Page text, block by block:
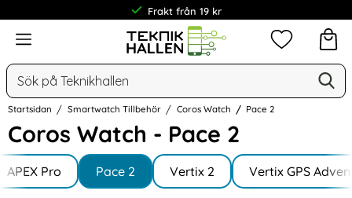
Frakt från 19 kr
Meny
Sök
Mina
Startsidan Smartwatch Tillbehör Coros Watch Pace 2
Coros Watch - Pace 2
Hoppa
till
produkter
Underkategorier
APEX Pro Pace 2 Vertix 2 Vertix GPS